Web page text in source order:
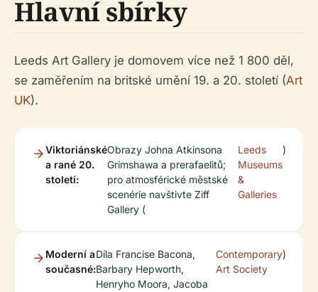
Hlavní sbírky
Leeds Art Gallery je domovem více než 1 800 děl,
se zaměřením na britské umění 19. a 20. století (Art
UK).
Viktoriánské
a rané 20.
století:
Obrazy Johna Atkinsona
Grimshawa a prerafaelitů;
pro atmosférické městské
scenérie navštivte Ziff
Gallery (
Leeds
Museums
&
Galleries
)
Moderní a
současné:
Díla Francise Bacona,
Barbary Hepworth,
Henryho Moora, Jacoba
Contemporary
Art Society
)